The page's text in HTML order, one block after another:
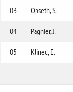
03 Opseth, S.
04 Pagnier, J.
05 Klinec, E.